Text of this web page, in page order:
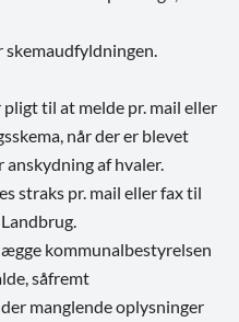
til at melde pr. mail eller
når der er blevet
af hvaler.
straks pr. mail eller fax til
kommunalbestyrelsen
såfremt
manglende oplysninger